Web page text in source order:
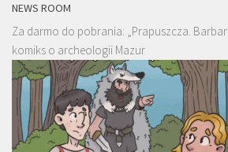
NEWS ROOM
Za darmo do pobrania: „Prapuszcza.
komiks o archeologii Mazur